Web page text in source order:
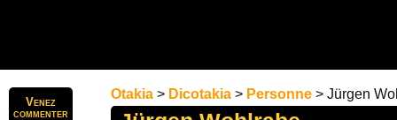
Venez
commenter
Otakia > Dicotakia > Personne > Jürgen